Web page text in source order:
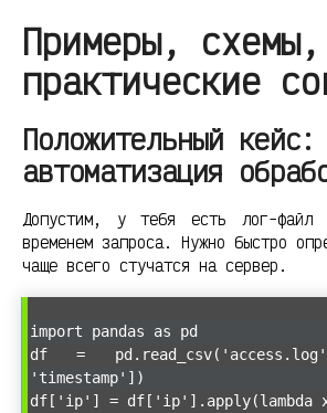
Примеры, схемы,
практические
Положительный кейс:
автоматизация
Допустим, у тебя есть лог-
временем запроса. Нужно быстро
чаще всего стучатся на сервер.
import pandas as pd
df =
'timestamp'])
df['ip'] = df['ip'].apply(lambda